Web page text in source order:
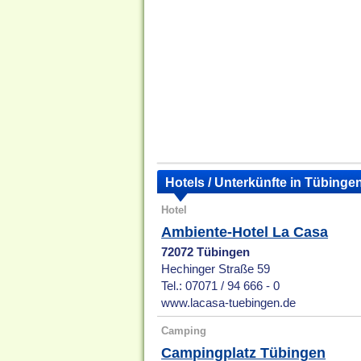
Hotels / Unterkünfte in
Hotel
Ambiente-Hotel La Casa
72072 Tübingen
Hechinger Straße 59
Tel.: 07071 / 94 666 - 0
www.lacasa-tuebingen.de
Camping
Campingplatz Tübingen